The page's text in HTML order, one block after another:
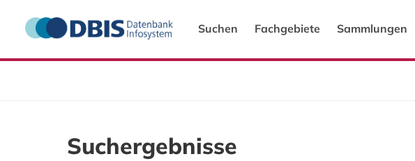
Suchen Fachgebiete Sammlungen
Suchergebnisse